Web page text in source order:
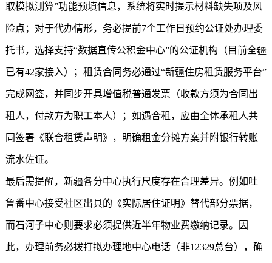
取模拟测算”功能预填信息，系统将实时提示材料缺失项及风
险点；对于代办情形，务必提前7个工作日预约公证处办理委
托书，选择支持“数据直传公积金中心”的公证机构（目前全疆
已有42家接入）；租赁合同务必通过“新疆住房租赁服务平台”
完成网签，并同步开具增值税普通发票（收款方须为合同出
租人，付款方为职工本人）；如遇合租，应由全体承租人共
同签署《联合租赁声明》，明确租金分摊方案并附银行转账
流水佐证。
最后需提醒，新疆各分中心执行尺度存在合理差异。例如吐
鲁番中心接受社区出具的《实际居住证明》替代部分票据，
而石河子中心则要求必须提供近半年物业费缴纳记录。因
此，办理前务必拨打拟办理地中心电话（非12329总台），确